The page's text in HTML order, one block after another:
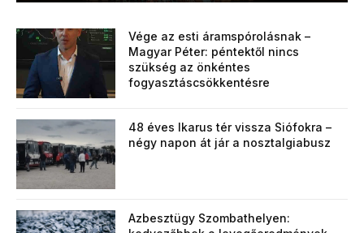
Vége az esti áramspórolásnak –
Magyar Péter: péntektől nincs
szükség az önkéntes
fogyasztáscsökkentésre
48 éves Ikarus tér vissza Siófokra –
négy napon át jár a nosztalgiabusz
Azbesztügy Szombathelyen: